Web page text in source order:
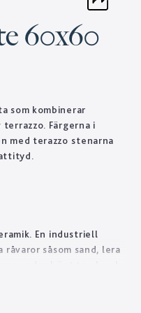
60x60
som kombinerar
Färgerna i
med terazzo stenarna
En industriell
såsom sand, lera
vis får man fram en